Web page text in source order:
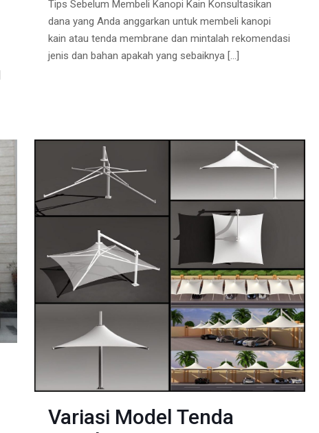
Tips Sebelum Membeli Kanopi Kain Konsultasikan
dana yang Anda anggarkan untuk membeli kanopi
kain atau tenda membrane dan mintalah rekomendasi
jenis dan bahan apakah yang sebaiknya […]
Variasi Model Tenda